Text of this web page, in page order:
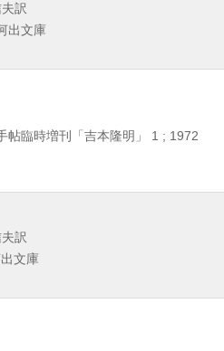
訳
出文庫
帖臨時増刊「吉本隆明」 1 ; 1972
訳
文庫